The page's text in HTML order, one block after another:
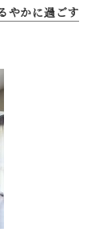
やかに過ごす